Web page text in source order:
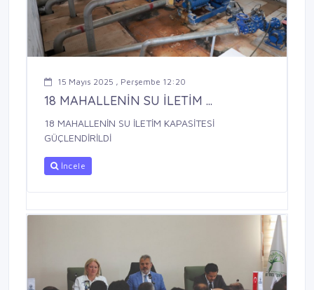
15 Mayıs 2025 , Perşembe 12:20
18 MAHALLENİN SU İLETİM ...
18 MAHALLENİN SU İLETİM KAPASİTESİ
GÜÇLENDİRİLDİ
İncele